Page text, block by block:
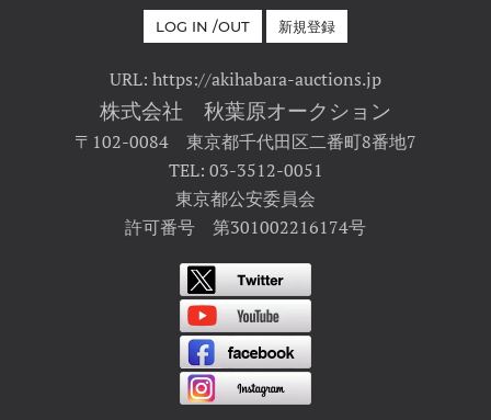
LOG IN /OUT 新規登録
URL: https://akihabara-auctions.jp
株式会社 秋葉原オークション
〒102-0084 東京都千代田区二番町8番地7
TEL: 03-3512-0051
東京都公安委員会
許可番号 第301002216174号